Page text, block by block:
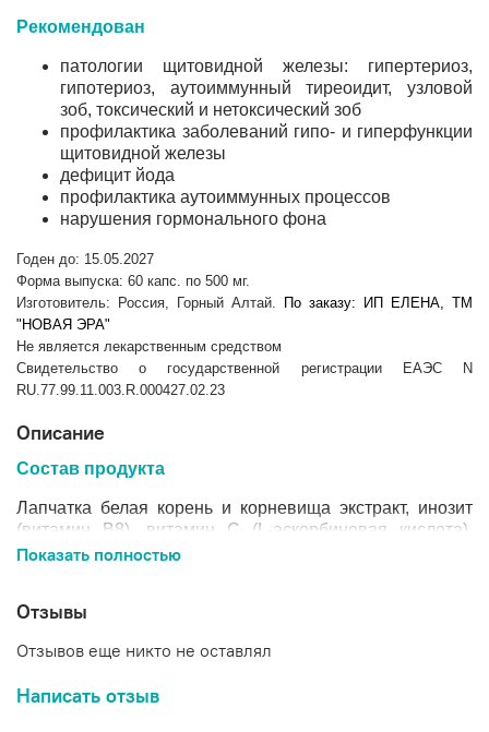
Рекомендован
патологии щитовидной железы: гипертериоз,
гипотериоз, аутоиммунный тиреоидит, узловой
зоб, токсический и нетоксический зоб
профилактика заболеваний гипо- и гиперфункции
щитовидной железы
дефицит йода
профилактика аутоиммунных процессов
нарушения гормонального фона
Годен до: 15.05.2027
Форма выпуска: 60 капс. по 500 мг.
Изготовитель: Россия, Горный Алтай.
По заказу: ИП ЕЛЕНА, ТМ
"НОВАЯ ЭРА"
Не является лекарственным средством
Свидетельство о государственной регистрации ЕАЭС N
RU.77.99.11.003.R.000427.02.23
Описание
Состав продукта
Лапчатка белая корень и корневища экстракт, инозит
(витамин В8), витамин С (L-аскорбиновая кислота),
капсула (желатин). Оболочка капсулы соответствует
благодаря наличию элементарного йода, аниона
Показать полностью
Отзывы
Отзывов еще никто не оставлял
Написать отзыв